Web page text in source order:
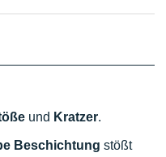
und Kratzer.
Beschichtung stößt